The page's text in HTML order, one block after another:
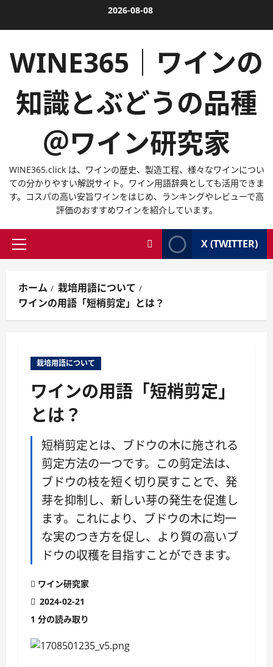
2026-08-08
WINE365｜ワインの
知識とぶどうの品種
＠ワイン研究家
WINE365.click は、ワインの歴史、製造工程、様々なワインについ
ての分かりやすい解説サイト。ワイン用語辞典としても活用できま
す。コスパの高い安旨ワインをはじめ、ランキングやレビューで高
評価のおすすめワインを紹介しています。
メ
メ
ニ
ュ
X (TWITTER)
ホーム
栽培用語について
ワインの用語「短梢剪定」とは？
栽培用語について
ワインの用語「短梢剪定」
とは？
短梢剪定とは、ブドウの木に施される
剪定方法の一つです。この剪定法は、
ブドウの枝を短く切り戻すことで、発
芽を抑制し、新しい芽の発生を促進し
ます。これにより、ブドウの木に均一
な実のつき方を促し、より質の高いブ
ドウの収穫を目指すことができます。
ワイン研究家
2024-02-21
1 分の読み取り